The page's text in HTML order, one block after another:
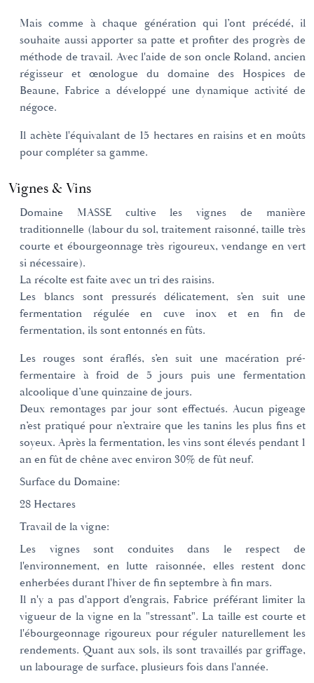
Mais comme à chaque génération qui l’ont précédé, il
souhaite aussi apporter sa patte et profiter des progrès de
méthode de travail. Avec l'aide de son oncle Roland, ancien
régisseur et œnologue du domaine des Hospices de
Beaune, Fabrice a développé une dynamique activité de
négoce.
Il achète l'équivalant de 15 hectares en raisins et en moûts
pour compléter sa gamme.
Vignes & Vins
Domaine MASSE cultive les vignes de manière
traditionnelle (labour du sol, traitement raisonné, taille très
courte et ébourgeonnage très rigoureux, vendange en vert
si nécessaire).
La récolte est faite avec un tri des raisins.
Les blancs sont pressurés délicatement, s’en suit une
fermentation régulée en cuve inox et en fin de
fermentation, ils sont entonnés en fûts.
Les rouges sont éraflés, s’en suit une macération pré-
fermentaire à froid de 5 jours puis une fermentation
alcoolique d’une quinzaine de jours.
Deux remontages par jour sont effectués. Aucun pigeage
n’est pratiqué pour n’extraire que les tanins les plus fins et
soyeux. Après la fermentation, les vins sont élevés pendant 1
an en fût de chêne avec environ 30% de fût neuf.
Surface du Domaine:
28 Hectares
Travail de la vigne:
​Les vignes sont conduites dans le respect de
l'environnement, en lutte raisonnée, elles restent donc
enherbées durant l'hiver de fin septembre à fin mars.
Il n'y a pas d'apport d'engrais, Fabrice préférant limiter la
vigueur de la vigne en la "stressant". La taille est courte et
l'ébourgeonnage rigoureux pour réguler naturellement les
rendements. Quant aux sols, ils sont travaillés par griffage,
un labourage de surface, plusieurs fois dans l'année.